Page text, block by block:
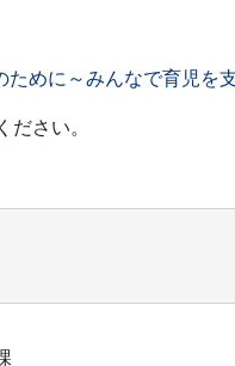
めに～みんなで育児を
ださい。